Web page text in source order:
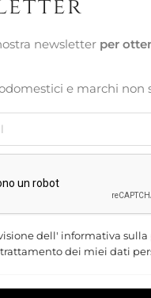
newsletter per
e marchi non
dell' informativa sulla
dei miei dati